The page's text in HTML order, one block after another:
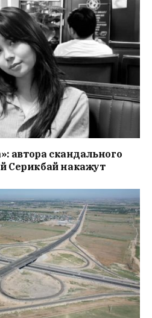
автора скандального
Серикбай накажут